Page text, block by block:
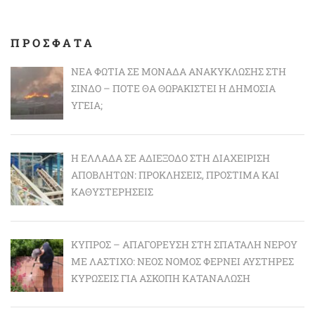
ΠΡΟΣΦΑΤΑ
ΝΈΑ ΦΩΤΙΆ ΣΕ ΜΟΝΆΔΑ ΑΝΑΚΎΚΛΩΣΗΣ ΣΤΗ
ΣΊΝΔΟ – ΠΌΤΕ ΘΑ ΘΩΡΑΚΙΣΤΕΊ Η ΔΗΜΌΣΙΑ
ΥΓΕΊΑ;
Η ΕΛΛΆΔΑ ΣΕ ΑΔΙΈΞΟΔΟ ΣΤΗ ΔΙΑΧΕΊΡΙΣΗ
ΑΠΟΒΛΉΤΩΝ: ΠΡΟΚΛΉΣΕΙΣ, ΠΡΌΣΤΙΜΑ ΚΑΙ
ΚΑΘΥΣΤΕΡΉΣΕΙΣ
ΚΎΠΡΟΣ – ΑΠΑΓΌΡΕΥΣΗ ΣΤΗ ΣΠΑΤΆΛΗ ΝΕΡΟΎ
ΜΕ ΛΆΣΤΙΧΟ: ΝΈΟΣ ΝΌΜΟΣ ΦΈΡΝΕΙ ΑΥΣΤΗΡΈΣ
ΚΥΡΏΣΕΙΣ ΓΙΑ ΆΣΚΟΠΗ ΚΑΤΑΝΆΛΩΣΗ